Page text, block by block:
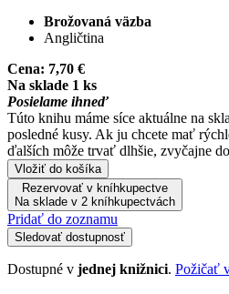
Brožovaná väzba
Angličtina
Cena: 7,70 €
Na sklade 1 ks
Posielame ihneď
Túto knihu máme síce aktuálne na
posledné kusy. Ak ju chcete mať
ďalších môže trvať dlhšie, zvyčajne
Vložiť do košíka
Rezervovať v kníhkupectve
Na sklade v 2 kníhkupectvách
Pridať do zoznamu
Sledovať dostupnosť
Dostupné v jednej knižnici. Požičať